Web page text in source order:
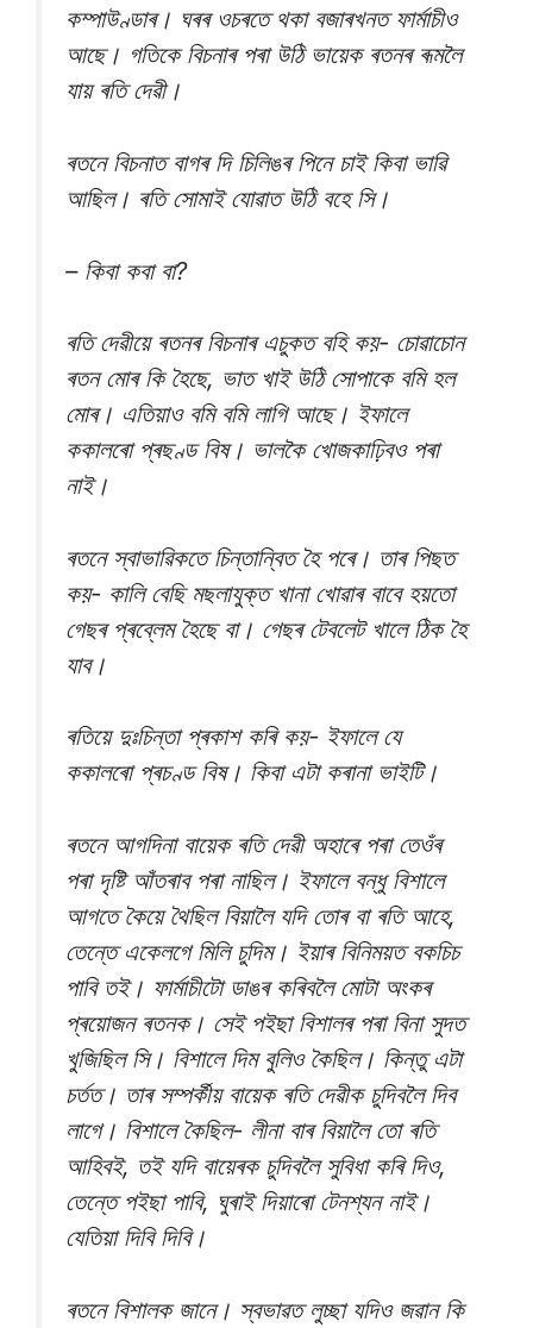
কম্পাউণ্ডাৰ। ঘৰৰ ওচৰতে থকা বজাৰখনত ফাৰ্মাচীও
আছে। গতিকে বিচনাৰ পৰা উঠি ভায়েক ৰতনৰ ৰূমলৈ
যায় ৰতি দেৱী।
ৰতনে বিচনাত বাগৰ দি চিলিঙৰ পিনে চাই কিবা ভাৱি
আছিল। ৰতি সোমাই যোৱাত উঠি বহে সি।
– কিবা কবা বা?
ৰতি দেৱীয়ে ৰতনৰ বিচনাৰ এচুকত বহি কয়- চোৱাচোন
ৰতন মোৰ কি হৈছে, ভাত খাই উঠি সোপাকে বমি হল
মোৰ। এতিয়াও বমি বমি লাগি আছে। ইফালে
ককালৰো প্ৰছণ্ড বিষ। ভালকৈ খোজকাঢ়িবও পৰা
নাই।
ৰতনে স্বাভাৱিকতে চিন্তান্বিত হৈ পৰে। তাৰ পিছত
কয়- কালি বেছি মছলাযুক্ত খানা খোৱাৰ বাবে হয়তো
গেছৰ প্ৰব্লেম হৈছে বা। গেছৰ টেবলেট খালে ঠিক হৈ
যাব।
ৰতিয়ে দুঃচিন্তা প্ৰকাশ কৰি কয়- ইফালে যে
ককালৰো প্ৰচণ্ড বিষ। কিবা এটা কৰানা ভাইটি।
ৰতনে আগদিনা বায়েক ৰতি দেৱী অহাৰে পৰা তেওঁৰ
পৰা দৃষ্টি আঁতৰাব পৰা নাছিল। ইফালে বন্ধু বিশালে
আগতে কৈয়ে থৈছিল বিয়ালৈ যদি তোৰ বা ৰতি আহে,
তেন্তে একেলগে মিলি চুদিম। ইয়াৰ বিনিময়ত বকচিচ
পাবি তই। ফাৰ্মাচীটো ডাঙৰ কৰিবলৈ মোটা অংকৰ
প্ৰয়োজন ৰতনক। সেই পইছা বিশালৰ পৰা বিনা সুদত
খুজিছিল সি। বিশালে দিম বুলিও কৈছিল। কিন্তু এটা
চৰ্তত। তাৰ সম্পৰ্কীয় বায়েক ৰতি দেৱীক চুদিবলৈ দিব
লাগে। বিশালে কৈছিল- লীনা বাৰ বিয়ালৈ তো ৰতি
আহিবই, তই যদি বায়েৰক চুদিবলৈ সুবিধা কৰি দিও,
তেন্তে পইছা পাবি, ঘুৰাই দিয়াৰো টেনশ্যন নাই।
যেতিয়া দিবি দিবি।
ৰতনে বিশালক জানে। স্বভাৱত লুচ্ছা যদিও জৱান কি